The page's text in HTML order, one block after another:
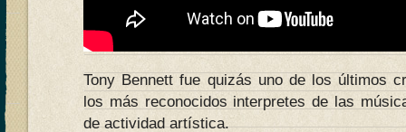
Tony Bennett fue quizás uno de los últimos
los más reconocidos interpretes de las
de actividad artística.